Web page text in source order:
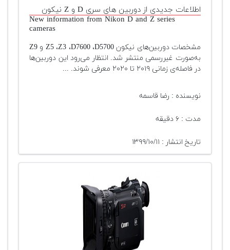
تجهیزات
افزودن
محصول
دوربین
بله
اطلاعات جدیدی از دوربین های سری D و Z نیکون
New information from Nikon D and Z series
cameras
مشخصات دوربین‌های نیکون Z5 ،Z3 ،D7600 ،D5700 و Z9
به‌صورت غیررسمی منتشر شد. انتظار می‌رود این دوربین‌ها
در فاصله‌ی زمانی ۲۰۱۹ تا ۲۰۲۰ معرفی شوند. ...
نویسنده : رضا قاسمه
مدت : ۶ دقیقه
تاریخ انتشار : ۱۳۹۹/۱۰/۱۱